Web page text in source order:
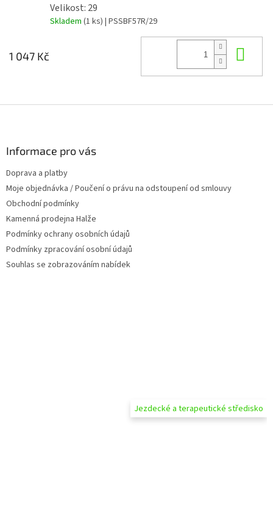
Velikost: 29
Skladem (1 ks) | PSSBF57R/29
1 047 Kč
Informace pro vás
Doprava a platby
Moje objednávka / Poučení o právu na odstoupení od smlouvy
Obchodní podmínky
Kamenná prodejna Halže
Podmínky ochrany osobních údajů
Podmínky zpracování osobní údajů
Souhlas se zobrazováním nabídek
Jezdecké a terapeutické středisko